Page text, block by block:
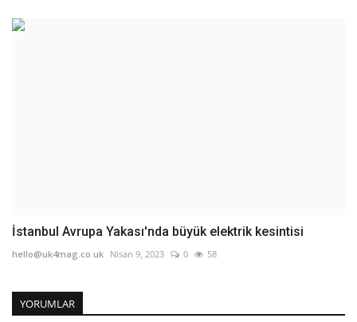
İstanbul Avrupa Yakası'nda büyük elektrik kesintisi
hello@uk4mag.co.uk Nisan 9, 2023 0 58
YORUMLAR